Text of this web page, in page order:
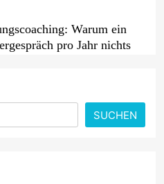
Warum ein
pro Jahr nichts
Minute zählt: Wie
Spezialist OBC
SUCHEN